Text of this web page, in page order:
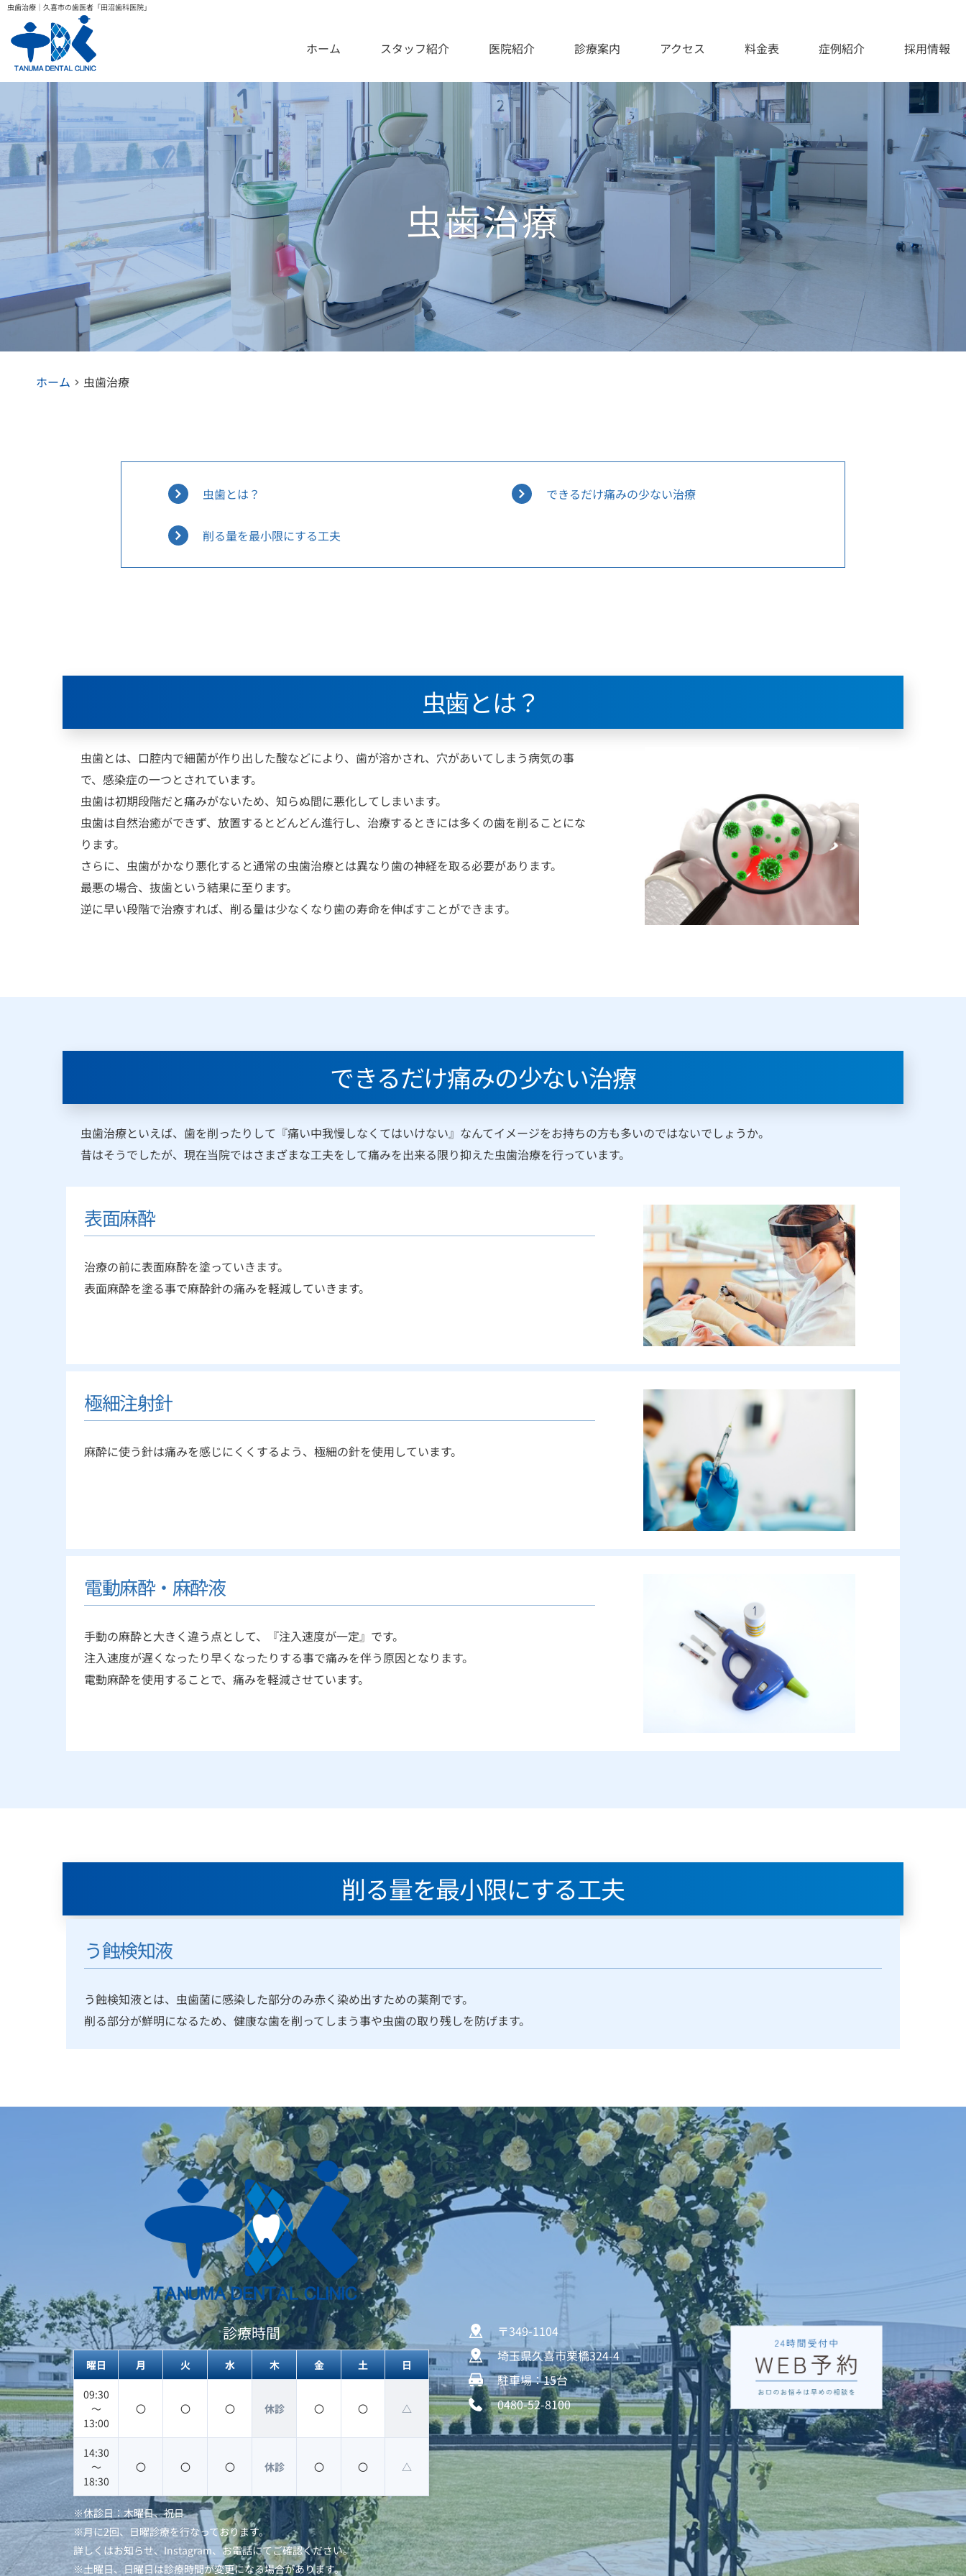
虫歯治療｜久喜市の歯医者「田沼歯科医院」
ホーム スタッフ紹介 医院紹介 診療案内 アクセス 料金表 症例紹介 採用情報
虫歯治療
ホーム 虫歯治療
虫歯とは？ できるだけ痛みの少ない治療
削る量を最小限にする工夫
虫歯とは？
虫歯とは、口腔内で細菌が作り出した酸などにより、歯が溶かされ、穴があいてしまう病気の事
で、感染症の一つとされています。
虫歯は初期段階だと痛みがないため、知らぬ間に悪化してしまいます。
虫歯は自然治癒ができず、放置するとどんどん進行し、治療するときには多くの歯を削ることにな
ります。
さらに、虫歯がかなり悪化すると通常の虫歯治療とは異なり歯の神経を取る必要があります。
最悪の場合、抜歯という結果に至ります。
逆に早い段階で治療すれば、削る量は少なくなり歯の寿命を伸ばすことができます。
できるだけ痛みの少ない治療
虫歯治療といえば、歯を削ったりして『痛い中我慢しなくてはいけない』なんてイメージをお持ちの方も多いのではないでしょうか。
昔はそうでしたが、現在当院ではさまざまな工夫をして痛みを出来る限り抑えた虫歯治療を行っています。
表面麻酔
治療の前に表面麻酔を塗っていきます。
表面麻酔を塗る事で麻酔針の痛みを軽減していきます。
極細注射針
麻酔に使う針は痛みを感じにくくするよう、極細の針を使用しています。
電動麻酔・麻酔液
手動の麻酔と大きく違う点として、『注入速度が一定』です。
注入速度が遅くなったり早くなったりする事で痛みを伴う原因となります。
電動麻酔を使用することで、痛みを軽減させています。
削る量を最小限にする工夫
う蝕検知液
う蝕検知液とは、虫歯菌に感染した部分のみ赤く染め出すための薬剤です。
削る部分が鮮明になるため、健康な歯を削ってしまう事や虫歯の取り残しを防げます。
診療時間
曜日 月 火 水 木 金 土 日
09:30
〜
13:00
〇 〇 〇 休診 〇 〇 △
14:30
〜
18:30
〇 〇 〇 休診 〇 〇 △
※休診日：木曜日、祝日
※月に2回、日曜診療を行なっております。
詳しくはお知らせ、Instagram、お電話にてご確認ください。
※土曜日、日曜日は診療時間が変更になる場合があります。
〒349-1104
埼玉県久喜市栗橋324-4
駐車場：15台
0480-52-8100